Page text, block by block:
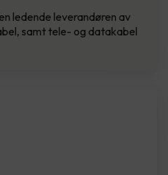
ledende leverandøren av
samt tele- og datakabel